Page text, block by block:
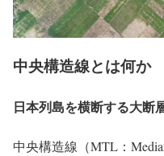
中央構造線とは何か
日本列島を横断する大断
中央構造線（MTL：